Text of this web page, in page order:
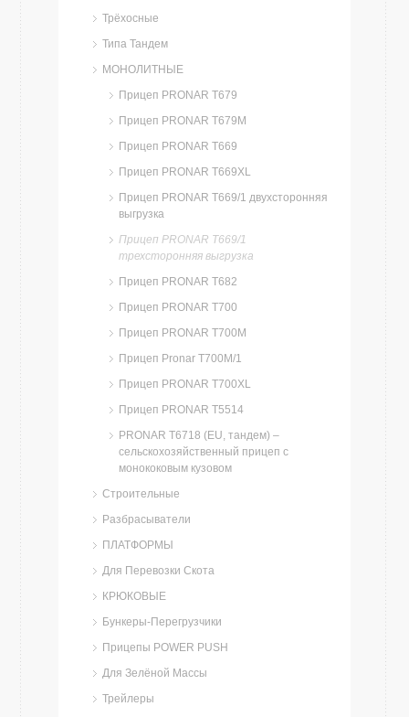
Трёхосные
Типа Тандем
МОНОЛИТНЫЕ
Прицеп PRONAR T679
Прицеп PRONAR T679M
Прицеп PRONAR T669
Прицеп PRONAR T669XL
Прицеп PRONAR T669/1 двухсторонняя
выгрузка
Прицеп PRONAR T669/1
трехсторонняя выгрузка
Прицеп PRONAR T682
Прицеп PRONAR T700
Прицеп PRONAR T700М
Прицеп Pronar Т700М/1
Прицеп PRONAR T700XL
Прицеп PRONAR T5514
PRONAR T6718 (EU, тандем) –
сельскохозяйственный прицеп с
монококовым кузовом
Строительные
Разбрасыватели
ПЛАТФОРМЫ
Для Перевозки Скота
КРЮКОВЫЕ
Бункеры-Перегрузчики
Прицепы POWER PUSH
Для Зелёной Массы
Трейлеры